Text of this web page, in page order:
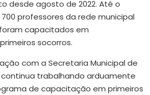
desde agosto de 2022. Até o
professores da rede municipal
capacitados em
socorros.
com a Secretaria Municipal de
continua trabalhando arduamente
de capacitação em primeiros